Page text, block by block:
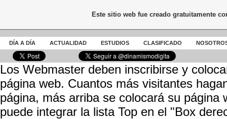
DÍA A DÍA ACTUALIDAD ESTUDIOS CLASIFICADO
Los Webmaster deben inscribirse y
página web. Cuantos más visitantes
página, más arriba se colocará su página
puede integrar la lista Top en el "Box
Este sitio web fue creado gratuitamente